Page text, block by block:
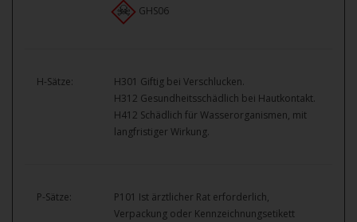
GHS06
H-Sätze:
H301 Giftig bei Verschlucken.
H312 Gesundheitsschädlich bei Hautkontakt.
H412 Schädlich für Wasserorganismen, mit
langfristiger Wirkung.
P-Sätze:
P101 Ist ärztlicher Rat erforderlich,
Verpackung oder Kennzeichnungsetikett